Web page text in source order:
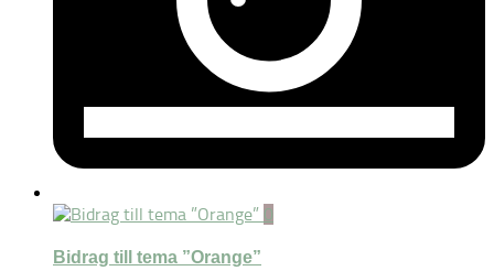
0
Bidrag till tema ”Orange”